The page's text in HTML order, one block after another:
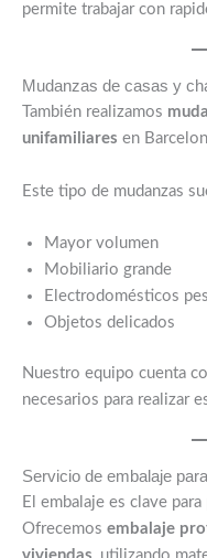
permite trabajar con
Mudanzas de casas y
También realizamos
unifamiliares en
Este tipo de mudanzas
Mayor volumen
Mobiliario grande
Electrodomésticos
Objetos delicados
Nuestro equipo cuenta
necesarios para realizar
Servicio de embalaje
El embalaje es clave
Ofrecemos embalaje